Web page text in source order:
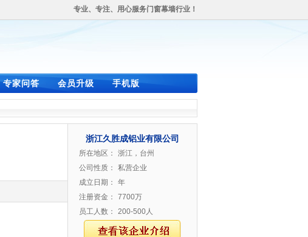
专业、专注、用心服务门窗幕墙行业！
专家问答 会员升级 手机版
浙江久胜成铝业有限公司
所在地区：
浙江，台州
公司性质：
私营企业
成立日期：
年
注册资金：
7700万
员工人数：
200-500人